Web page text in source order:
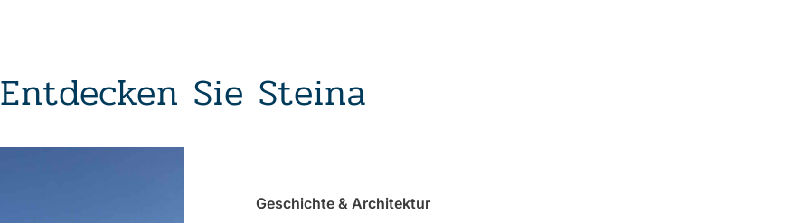
Entdecken Sie Steina
Geschichte & Architektur